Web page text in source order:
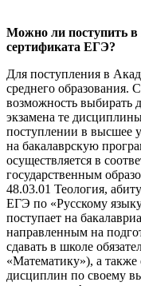
Можно ли поступить
сертификата ЕГЭ?
Для поступления в
среднего образования.
возможность выбирать
экзамена те
поступлении в высшее
на бакалаврскую
осуществляется в
государственным
48.03.01 Теология,
ЕГЭ по «Русскому
поступает на
направленным на
сдавать в школе
«Математику»), а
дисциплин по своему